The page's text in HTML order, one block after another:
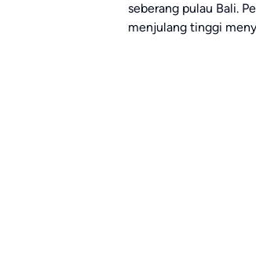
seberang pulau Bali.
menjulang tinggi